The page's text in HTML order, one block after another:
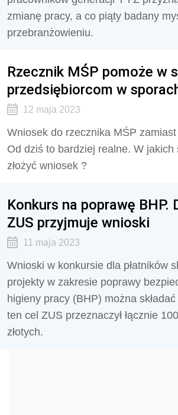
zmianę pracy, a co piąty badany
przebranżowieniu.
Rzecznik MŚP pomoże w
przedsiębiorcom w
12 maja 2023
Wniosek do rzecznika MŚP zamiast
Od dziś to bardziej realne. W jakich
złożyć wniosek ?
Konkurs na poprawę BHP.
ZUS przyjmuje wnioski
11 maja 2023
Wnioski w konkursie dla płatników
projekty w zakresie poprawy
higieny pracy (BHP) można
ten cel ZUS przeznaczył łącznie
złotych.